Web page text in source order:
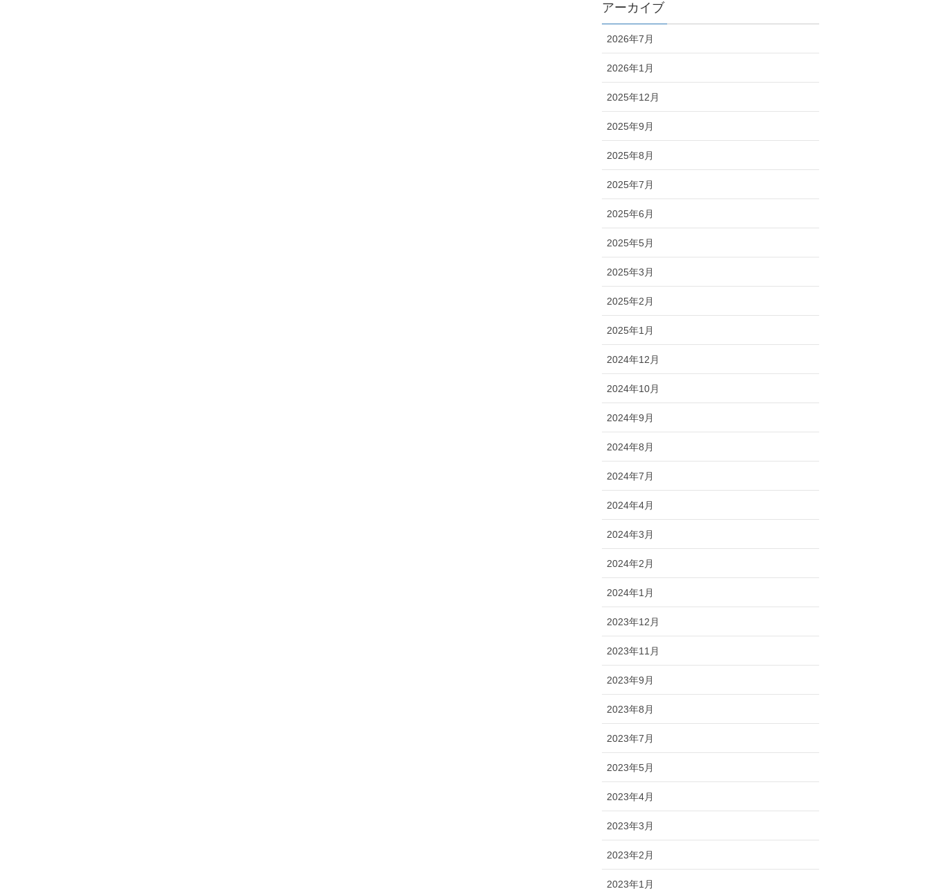
アーカイブ
2026年7月
2026年1月
2025年12月
2025年9月
2025年8月
2025年7月
2025年6月
2025年5月
2025年3月
2025年2月
2025年1月
2024年12月
2024年10月
2024年9月
2024年8月
2024年7月
2024年4月
2024年3月
2024年2月
2024年1月
2023年12月
2023年11月
2023年9月
2023年8月
2023年7月
2023年5月
2023年4月
2023年3月
2023年2月
2023年1月